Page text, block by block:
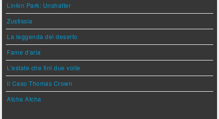
Linkin Park: Unshatter
Zustissia
La leggenda del deserto
Fame d'aria
L'estate che finì due volte
Il Caso Thomas Crown
Atcha Atcha